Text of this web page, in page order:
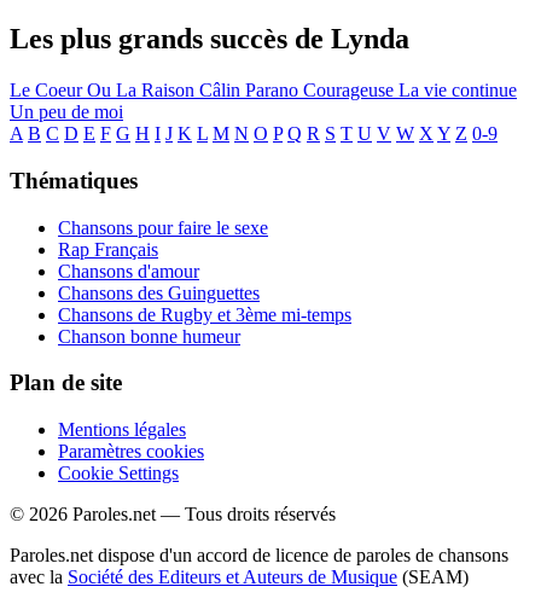
Les plus grands succès de Lynda
Le Coeur Ou La Raison Câlin Parano Courageuse La vie continue
Un peu de moi
A B C D E F G H I J K L M N O P Q R S T U V W X Y Z 0-9
Thématiques
Chansons pour faire le sexe
Rap Français
Chansons d'amour
Chansons des Guinguettes
Chansons de Rugby et 3ème mi-temps
Chanson bonne humeur
Plan de site
Mentions légales
Paramètres cookies
Cookie Settings
© 2026 Paroles.net — Tous droits réservés
Paroles.net dispose d'un accord de licence de paroles de chansons
avec la Société des Editeurs et Auteurs de Musique (SEAM)